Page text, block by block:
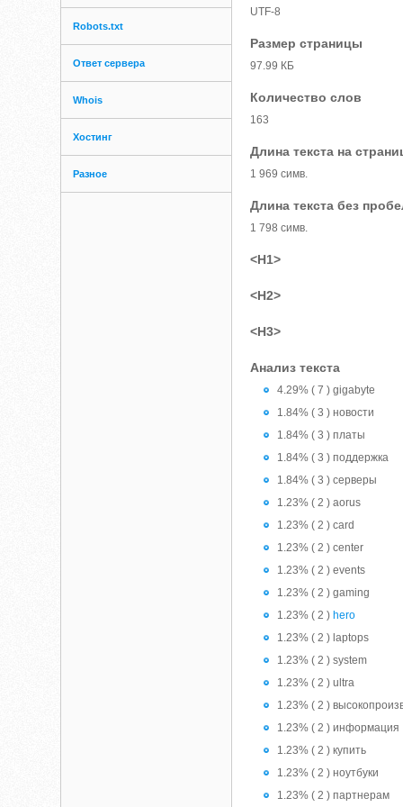
Robots.txt
Ответ сервера
Whois
Хостинг
Разное
UTF-8
Размер страницы
97.99 КБ
Количество слов
163
Длина текста на
1 969 симв.
Длина текста без
1 798 симв.
<H1>
<H2>
<H3>
Анализ текста
4.29% ( 7 ) gigabyte
1.84% ( 3 ) новости
1.84% ( 3 ) платы
1.84% ( 3 ) поддержка
1.84% ( 3 ) серверы
1.23% ( 2 ) aorus
1.23% ( 2 ) card
1.23% ( 2 ) center
1.23% ( 2 ) events
1.23% ( 2 ) gaming
1.23% ( 2 ) hero
1.23% ( 2 ) laptops
1.23% ( 2 ) system
1.23% ( 2 ) ultra
1.23% ( 2 )
1.23% ( 2 ) информация
1.23% ( 2 ) купить
1.23% ( 2 ) ноутбуки
1.23% ( 2 ) партнерам